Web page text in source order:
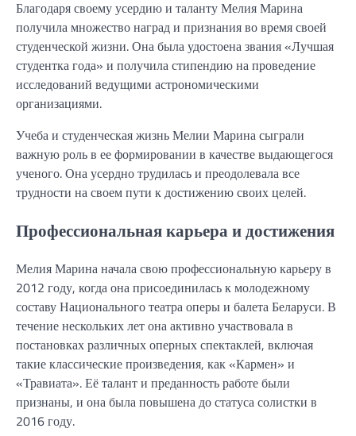
Благодаря своему усердию и таланту Мелия Марина
получила множество наград и признания во время своей
студенческой жизни. Она была удостоена звания «Лучшая
студентка года» и получила стипендию на проведение
исследований ведущими астрономическими
организациями.
Учеба и студенческая жизнь Мелии Марина сыграли
важную роль в ее формировании в качестве выдающегося
ученого. Она усердно трудилась и преодолевала все
трудности на своем пути к достижению своих целей.
Профессиональная карьера и достижения
Мелия Марина начала свою профессиональную карьеру в
2012 году, когда она присоединилась к молодежному
составу Национального театра оперы и балета Беларуси. В
течение нескольких лет она активно участвовала в
постановках различных оперных спектаклей, включая
такие классические произведения, как «Кармен» и
«Травиата». Её талант и преданность работе были
признаны, и она была повышена до статуса солистки в
2016 году.